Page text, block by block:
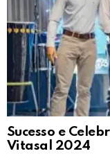
Sucesso e
Vitasal 2024